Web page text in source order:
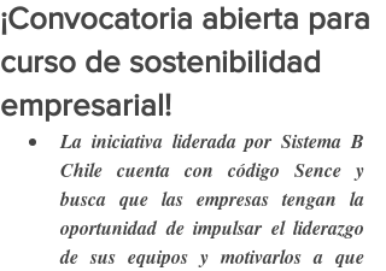
¡Convocatoria abierta para
curso de sostenibilidad
empresarial!
La iniciativa liderada por Sistema B
Chile cuenta con código Sence y
busca que las empresas tengan la
oportunidad de impulsar el liderazgo
de sus equipos y motivarlos a que